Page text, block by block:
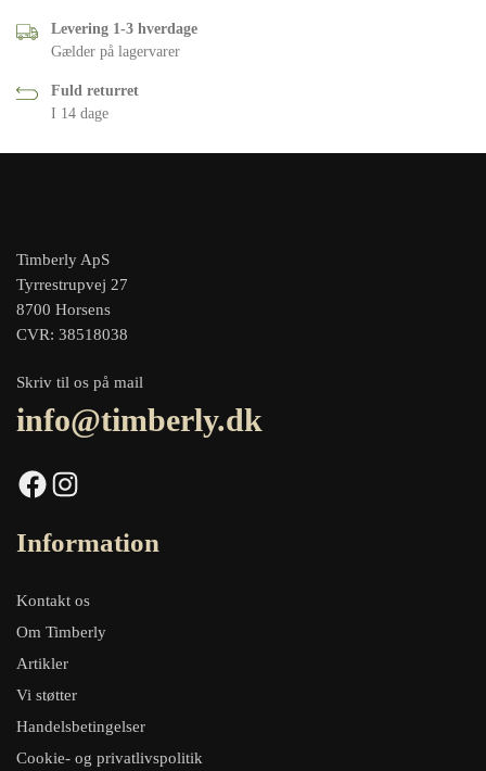
Levering 1-3 hverdage
Gælder på lagervarer
Fuld returret
I 14 dage
Timberly ApS
Tyrrestrupvej 27
8700 Horsens
CVR: 38518038
Skriv til os på mail
info@timberly.dk
Facebook Instagram
Information
Kontakt os
Om Timberly
Artikler
Vi støtter
Handelsbetingelser
Cookie- og privatlivspolitik